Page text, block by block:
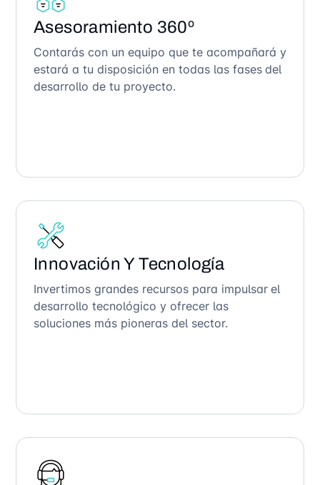
Asesoramiento 360º
Contarás con un equipo que te acompañará y
estará a tu disposición en todas las fases del
desarrollo de tu proyecto.
Innovación Y Tecnología
Invertimos grandes recursos para impulsar el
desarrollo tecnológico y ofrecer las
soluciones más pioneras del sector.